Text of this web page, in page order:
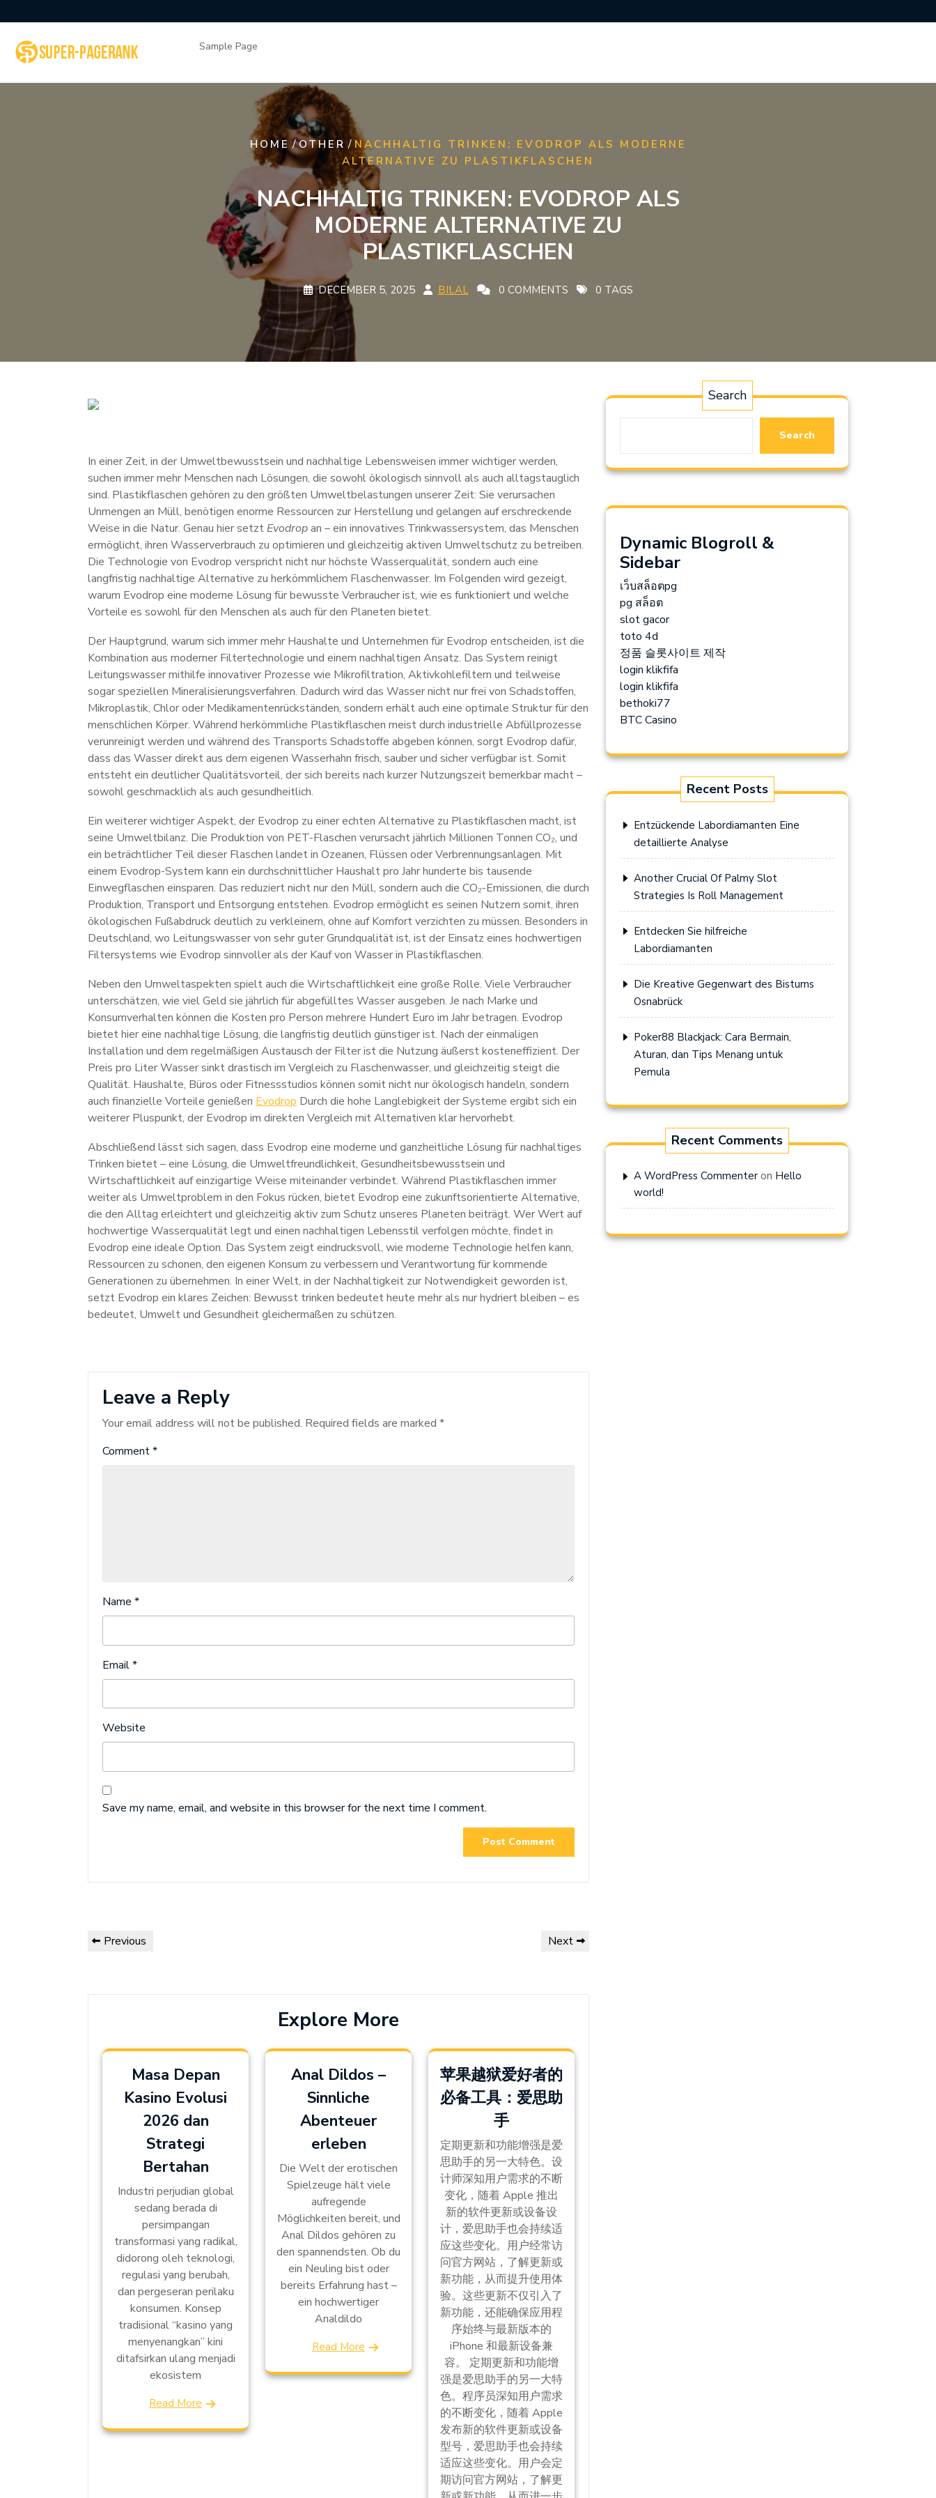
to
content
Sample Page
HOME /OTHER / NACHHALTIG TRINKEN: EVODROP ALS MODERNE
ALTERNATIVE ZU PLASTIKFLASCHEN
NACHHALTIG TRINKEN: EVODROP ALS
MODERNE ALTERNATIVE ZU
PLASTIKFLASCHEN
DECEMBER 5, 2025 BILAL 0 COMMENTS 0 TAGS
In einer Zeit, in der Umweltbewusstsein und nachhaltige Lebensweisen immer wichtiger werden,
suchen immer mehr Menschen nach Lösungen, die sowohl ökologisch sinnvoll als auch alltagstauglich
sind. Plastikflaschen gehören zu den größten Umweltbelastungen unserer Zeit: Sie verursachen
Unmengen an Müll, benötigen enorme Ressourcen zur Herstellung und gelangen auf erschreckende
Weise in die Natur. Genau hier setzt Evodropan – ein innovatives Trinkwassersystem, das Menschen
ermöglicht, ihren Wasserverbrauch zu optimieren und gleichzeitig aktiven Umweltschutz zu betreiben.
Die Technologie von Evodrop verspricht nicht nur höchste Wasserqualität, sondern auch eine
langfristig nachhaltige Alternative zu herkömmlichem Flaschenwasser. Im Folgenden wird gezeigt,
warum Evodrop eine moderne Lösung für bewusste Verbraucher ist, wie es funktioniert und welche
Vorteile es sowohl für den Menschen als auch für den Planeten bietet.
Der Hauptgrund, warum sich immer mehr Haushalte und Unternehmen für Evodrop entscheiden, ist die
Kombination aus moderner Filtertechnologie und einem nachhaltigen Ansatz. Das System reinigt
Leitungswasser mithilfe innovativer Prozesse wie Mikrofiltration, Aktivkohlefiltern und teilweise
sogar speziellen Mineralisierungsverfahren. Dadurch wird das Wasser nicht nur frei von Schadstoffen,
Mikroplastik, Chlor oder Medikamentenrückständen, sondern erhält auch eine optimale Struktur für den
menschlichen Körper. Während herkömmliche Plastikflaschen meist durch industrielle Abfüllprozesse
verunreinigt werden und während des Transports Schadstoffe abgeben können, sorgt Evodrop dafür,
dass das Wasser direkt aus dem eigenen Wasserhahn frisch, sauber und sicher verfügbar ist. Somit
entsteht ein deutlicher Qualitätsvorteil, der sich bereits nach kurzer Nutzungszeit bemerkbar macht –
sowohl geschmacklich als auch gesundheitlich.
Ein weiterer wichtiger Aspekt, der Evodrop zu einer echten Alternative zu Plastikflaschen macht, ist
seine Umweltbilanz. Die Produktion von PET-Flaschen verursacht jährlich Millionen Tonnen CO₂, und
ein beträchtlicher Teil dieser Flaschen landet in Ozeanen, Flüssen oder Verbrennungsanlagen. Mit
einem Evodrop-System kann ein durchschnittlicher Haushalt pro Jahr hunderte bis tausende
Einwegflaschen einsparen. Das reduziert nicht nur den Müll, sondern auch die CO₂-Emissionen, die durch
Produktion, Transport und Entsorgung entstehen. Evodrop ermöglicht es seinen Nutzern somit, ihren
ökologischen Fußabdruck deutlich zu verkleinern, ohne auf Komfort verzichten zu müssen. Besonders in
Deutschland, wo Leitungswasser von sehr guter Grundqualität ist, ist der Einsatz eines hochwertigen
Filtersystems wie Evodrop sinnvoller als der Kauf von Wasser in Plastikflaschen.
Neben den Umweltaspekten spielt auch die Wirtschaftlichkeit eine große Rolle. Viele Verbraucher
unterschätzen, wie viel Geld sie jährlich für abgefülltes Wasser ausgeben. Je nach Marke und
Konsumverhalten können die Kosten pro Person mehrere Hundert Euro im Jahr betragen. Evodrop
bietet hier eine nachhaltige Lösung, die langfristig deutlich günstiger ist. Nach der einmaligen
Installation und dem regelmäßigen Austausch der Filter ist die Nutzung äußerst kosteneffizient. Der
Preis pro Liter Wasser sinkt drastisch im Vergleich zu Flaschenwasser, und gleichzeitig steigt die
Qualität. Haushalte, Büros oder Fitnessstudios können somit nicht nur ökologisch handeln, sondern
auch finanzielle Vorteile genießen Evodrop Durch die hohe Langlebigkeit der Systeme ergibt sich ein
weiterer Pluspunkt, der Evodrop im direkten Vergleich mit Alternativen klar hervorhebt.
Abschließend lässt sich sagen, dass Evodrop eine moderne und ganzheitliche Lösung für nachhaltiges
Trinken bietet – eine Lösung, die Umweltfreundlichkeit, Gesundheitsbewusstsein und
Wirtschaftlichkeit auf einzigartige Weise miteinander verbindet. Während Plastikflaschen immer
weiter als Umweltproblem in den Fokus rücken, bietet Evodrop eine zukunftsorientierte Alternative,
die den Alltag erleichtert und gleichzeitig aktiv zum Schutz unseres Planeten beiträgt. Wer Wert auf
hochwertige Wasserqualität legt und einen nachhaltigen Lebensstil verfolgen möchte, findet in
Evodrop eine ideale Option. Das System zeigt eindrucksvoll, wie moderne Technologie helfen kann,
Ressourcen zu schonen, den eigenen Konsum zu verbessern und Verantwortung für kommende
Generationen zu übernehmen. In einer Welt, in der Nachhaltigkeit zur Notwendigkeit geworden ist,
setzt Evodrop ein klares Zeichen: Bewusst trinken bedeutet heute mehr als nur hydriert bleiben – es
bedeutet, Umwelt und Gesundheit gleichermaßen zu schützen.
Leave a Reply
Your email address will not be published. Required fields are marked *
Comment*
Name *
Email*
Website
Save my name, email, and website in this browser for the next time I comment.
Post
Previous
Previous
Next
Next
Explore More
Masa Depan
Kasino Evolusi
2026 dan
Strategi
Bertahan
Industri perjudian global
sedang berada di
persimpangan
transformasi yang radikal,
didorong oleh teknologi,
regulasi yang berubah,
dan pergeseran perilaku
konsumen. Konsep
tradisional “kasino yang
menyenangkan” kini
ditafsirkan ulang menjadi
ekosistem
Read More
Anal Dildos –
Sinnliche
Abenteuer
erleben
Die Welt der erotischen
Spielzeuge hält viele
aufregende
Möglichkeiten bereit, und
Anal Dildos gehören zu
den spannendsten. Ob du
ein Neuling bist oder
bereits Erfahrung hast –
ein hochwertiger
Analdildo
Read More
苹果越狱爱好者的
必备工具：爱思助
手
定期更新和功能增强是爱
思助手的另一大特色。设
计师深知用户需求的不断
变化，随着 Apple 推出
新的软件更新或设备设
计，爱思助手也会持续适
应这些变化。用户经常访
问官方网站，了解更新或
新功能，从而提升使用体
验。这些更新不仅引入了
新功能，还能确保应用程
序始终与最新版本的
iPhone 和最新设备兼
容。 定期更新和功能增
强是爱思助手的另一大特
色。程序员深知用户需求
的不断变化，随着 Apple
发布新的软件更新或设备
型号，爱思助手也会持续
适应这些变化。用户会定
期访问官方网站，了解更
Search
Search
Dynamic Blogroll &
Sidebar
เว็บสล็อตpg
pg สล็อต
slot gacor
toto 4d
정품 슬롯사이트 제작
login klikfifa
login klikfifa
bethoki77
BTC Casino
Recent Posts
Entzückende Labordiamanten Eine
detaillierte Analyse
Another Crucial Of Palmy Slot
Strategies Is Roll Management
Entdecken Sie hilfreiche
Labordiamanten
Die Kreative Gegenwart des Bistums
Osnabrück
Poker88 Blackjack: Cara Bermain,
Aturan, dan Tips Menang untuk
Pemula
Recent Comments
A WordPress Commenter on Hello
world!